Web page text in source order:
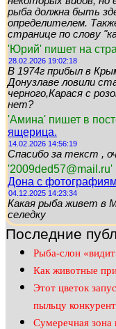
рыба должна быть
определителем.
странице по слову
'Юрий' пишет на
28.02.2026 19:02:18
В 1974г прибыл в
Донузлаве ловили
черного,Карася с
нет?
'Амина' пишет в
ящерица.
14.02.2026 14:56:19
Спасибо за текст ,
'2009ded57@mail.ru'
Дона с
04.12.2025 14:23:34
Какая рыба живет в
селедку
Последние
Рыба-слон
Как животные
Этот цветок
пыльцу
Сумеречная зона